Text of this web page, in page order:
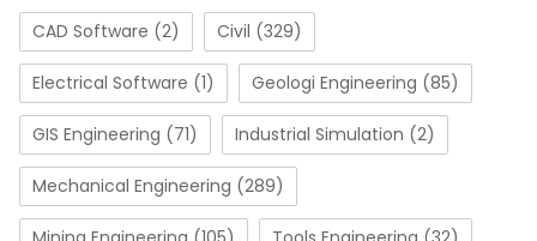
CAD Software (2) Civil (329)
Electrical Software (1) Geologi Engineering (85)
GIS Engineering (71) Industrial Simulation (2)
Mechanical Engineering (289)